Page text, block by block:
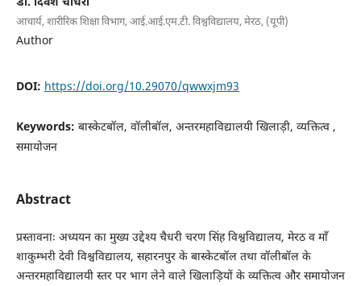
आचार्य, शारीरिक शिक्षा विभाग, आई.आई.एम.टी. विश्वविद्यालय, मेरठ, (यूपी)
Author
DOI: https://doi.org/10.29070/qwwxjm93
Keywords: बास्केटबॉल, वॉलीबॉल, अन्तरमहाविद्यालयी खिलाड़ी, व्यक्तित्व ,
समायोजन
Abstract
प्रस्तावनाः अध्ययन का मुख्य उद्देश्य चैधरी चरण सिंह विश्वविद्यालय, मेरठ व माँ
शाकुम्भरी देवी विश्वविद्यालय, सहारनपुर के बास्केटबॉल तथा वॉलीबॉल के
अन्तरमहाविद्यालयी स्तर पर भाग लेने वाले खिलाड़ियों के व्यक्तित्व और समायोजन